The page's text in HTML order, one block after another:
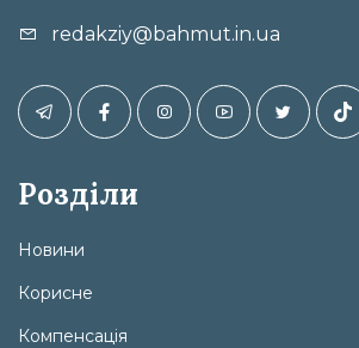
redakziy@bahmut.in.ua
Розділи
Новини
Корисне
Компенсація